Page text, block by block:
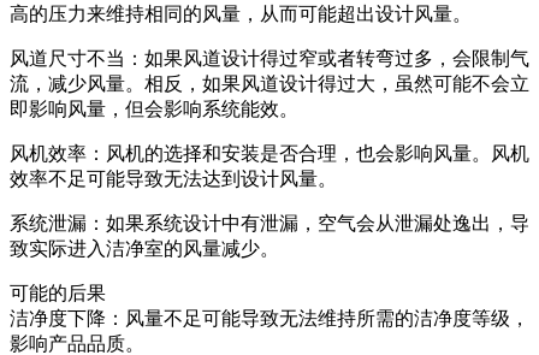
高的压力来维持相同的风量，从而可能超出设计风量。
风道尺寸不当：如果风道设计得过窄或者转弯过多，会限制气
流，减少风量。相反，如果风道设计得过大，虽然可能不会立
即影响风量，但会影响系统能效。
风机效率：风机的选择和安装是否合理，也会影响风量。风机
效率不足可能导致无法达到设计风量。
系统泄漏：如果系统设计中有泄漏，空气会从泄漏处逸出，导
致实际进入洁净室的风量减少。
可能的后果
洁净度下降：风量不足可能导致无法维持所需的洁净度等级，
影响产品品质。